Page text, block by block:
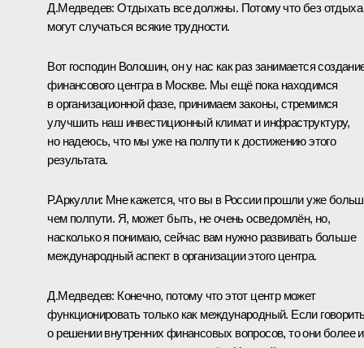
Д.Медведев: Отдыхать все должны. Потому что без отдыха
могут случаться всякие трудности.
Вот господин Волошин, он у нас как раз занимается
финансового центра в Москве. Мы ещё пока находимся
в организационной фазе, принимаем законы, стремимся
улучшить наш инвестиционный климат и инфраструктуру,
но надеюсь, что мы уже на полпути к достижению этого
результата.
Р.Аркулли: Мне кажется, что вы в России прошли уже
чем полпути. Я, может быть, не очень осведомлён, но,
насколько я понимаю, сейчас вам нужно развивать больше
международный аспект в организации этого центра.
Д.Медведев: Конечно, потому что этот центр может
функционировать только как международный. Если
о решении внутренних финансовых вопросов, то они более